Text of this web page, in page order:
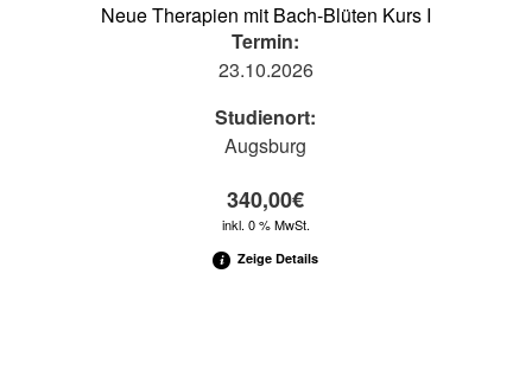
Neue Therapien mit Bach-Blüten Kurs I
Termin:
23.10.2026
Studienort:
Augsburg
340,00€
inkl. 0 % MwSt.
Zeige Details